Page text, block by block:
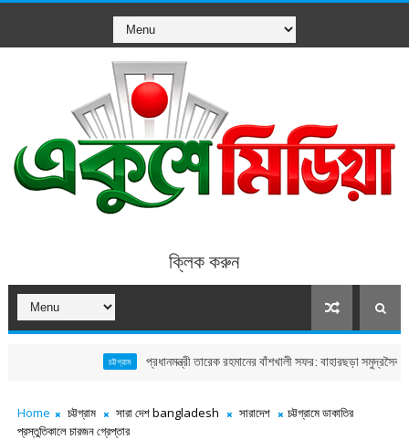
ক্লিক করুন
প্রধানমন্ত্রী তারেক রহমানের বাঁশখালী সফর: বাহারছড়া সমুদ্রসৈকতে
Home চট্টগ্রাম সারা দেশ bangladesh সারাদেশ
চট্টগ্রামে ডাকাতির
প্রস্তুতিকালে চারজন গ্রেপ্তার